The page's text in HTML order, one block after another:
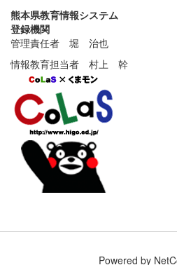
熊本県教育情報システム
登録機関
管理責任者 堀 治也
情報教育担当者 村上
Powered by